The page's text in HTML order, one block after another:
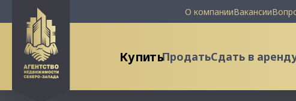
О компанииВакансии
КупитьПродатьСдать в